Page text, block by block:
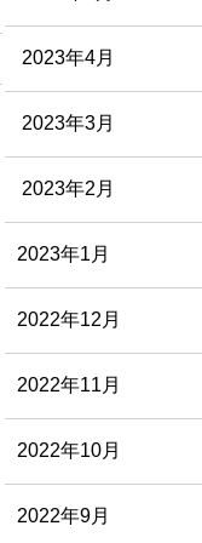
2023年4月
2023年3月
2023年2月
2023年1月
2022年12月
2022年11月
2022年10月
2022年9月